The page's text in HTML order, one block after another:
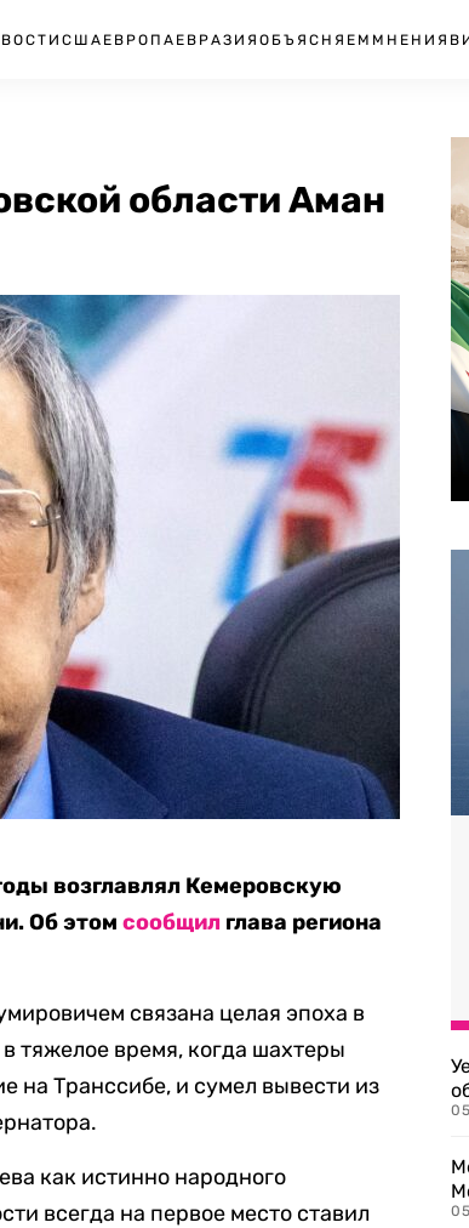
США ЕВРОПА ЕВРАЗИЯ ОБЪЯСНЯЕМ МНЕНИЯ
области Аман
возглавлял Кемеровскую
Об этомсообщил глава региона
связана целая эпоха в
тяжелое время, когда шахтеры
на Транссибе, и сумел вывести из
как истинно народного
всегда на первое место ставил